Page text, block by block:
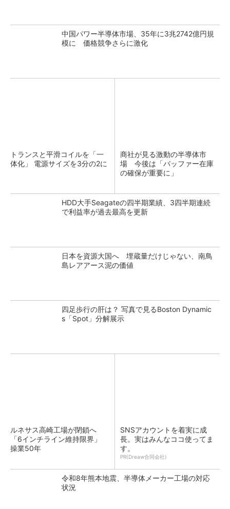
中国パワー半導体市場、35年に3兆2742億円規
模に 価格競争さらに激化
トランスと平滑コイルを「一
体化」 電源サイズを3分の2に
商社が見る激動の半導体市
場 今後は「バッファー在庫
の確保が重要に」
HDD大手Seagateの四半期業績、3四半期連続
で利益率が過去最高を更新
日本を資源大国へ 埋蔵量だけじゃない、南鳥
島レアアース泥の価値
四足歩行の肝は？ 写真で見るBoston Dynamic
s「Spot」分解展示
ルネサス高崎工場が閉鎖へ
「6インチライン維持限界」
操業50年
SNSアカウントを着実に成
長。実はみんなココ使ってま
す。
PR(Dreaw合同会社)
令和8年熊本地震、半導体メーカー工場の対応
状況